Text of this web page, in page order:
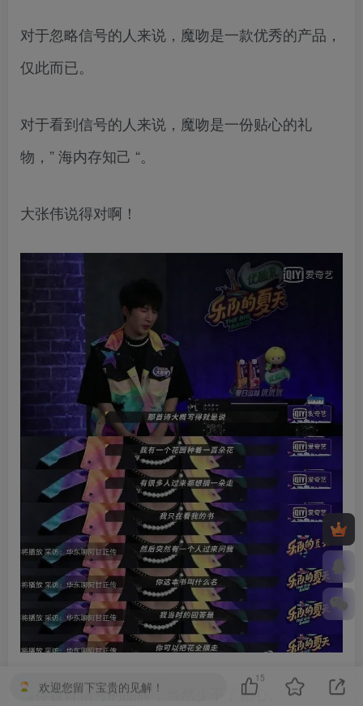
对于忽略信号的人来说，魔吻是一款优秀的产品，
仅此而已。
对于看到信号的人来说，魔吻是一份贴心的礼
物，” 海内存知己 “。
大张伟说得对啊！
懂得设计信号的品牌，当然少不了贴心。
欢迎您留下宝贵的见解！
15